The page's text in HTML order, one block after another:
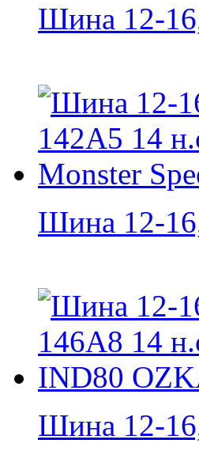
Шина 12-
Шина 12-
Шина 12-